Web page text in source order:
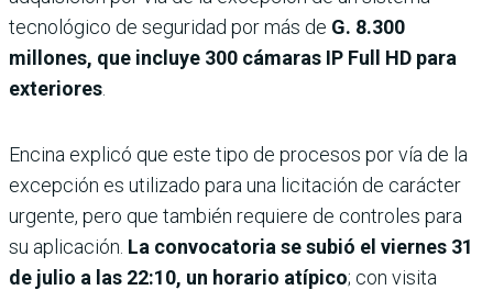
tecnológico de seguridad por más de G. 8.300
millones, que incluye 300 cámaras IP Full HD para
exteriores
Encina explicó que este tipo de procesos por vía de la
excepción es utilizado para una licitación de carácter
urgente, pero que también requiere de controles para
su aplicación. La convocatoria se subió el viernes 31
de julio a las 22:10, un horario atípico; con visita